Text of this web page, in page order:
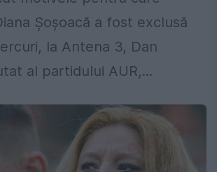
Șoșoacă a fost exclusă
la Antena 3, Dan
al partidului AUR,...